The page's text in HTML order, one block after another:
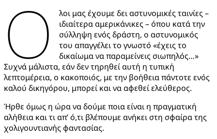
Ό
λοι μας έχουμε δει αστυνομικές ταινίες –
ιδιαίτερα αμερικάνικες – όπου κατά την
σύλληψη ενός δράστη, ο αστυνομικός
του απαγγέλει το γνωστό «έχεις το
δικαίωμα να παραμείνεις σιωπηλός…»
Συχνά μάλιστα, εάν δεν τηρηθεί αυτή η τυπική
λεπτομέρεια, ο κακοποιός, με την βοήθεια πάντοτε ενός
καλού δικηγόρου, μπορεί και να αφεθεί ελεύθερος.
Ήρθε όμως η ώρα να δούμε ποια είναι η πραγματική
αλήθεια και τι απ’ ό,τι βλέπουμε ανήκει στη σφαίρα της
χολιγουντιανής φαντασίας.